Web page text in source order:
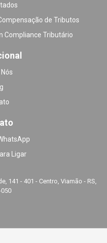
de Tributos
Compliance Tributário
Ligar
141 - 401 - Centro, Viamão - RS,